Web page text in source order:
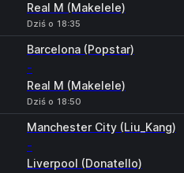
Real M (Makelele)
Dziś o 18:35
Barcelona (Popstar)
-
Real M (Makelele)
Dziś o 18:50
Manchester City (Liu_Kang)
-
Liverpool (Donatello)